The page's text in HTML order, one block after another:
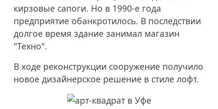
кирзовые сапоги. Но в 1990-е года
предприятие обанкротилось. В последствии
долгое время здание занимал магазин
"Техно".
В ходе реконструкции сооружение получило
новое дизайнерское решение в стиле лофт.